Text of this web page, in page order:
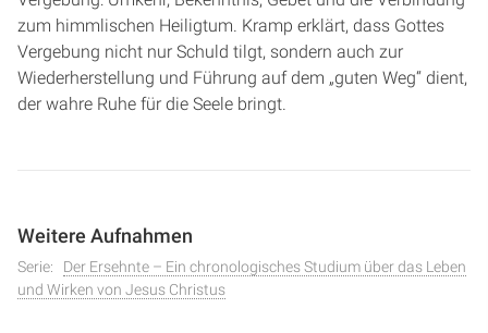
zum himmlischen Heiligtum. Kramp erklärt, dass Gottes
Vergebung nicht nur Schuld tilgt, sondern auch zur
Wiederherstellung und Führung auf dem „guten Weg“ dient,
der wahre Ruhe für die Seele bringt.
Weitere Aufnahmen
Serie:
Der Ersehnte – Ein chronologisches Studium über das Leben
und Wirken von Jesus Christus